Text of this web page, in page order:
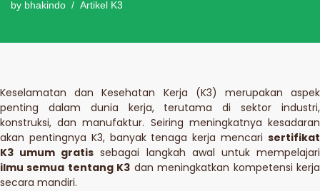
by bhakindo Artikel K3
Keselamatan dan Kesehatan Kerja (K3) merupakan aspek
penting dalam dunia kerja, terutama di sektor industri,
konstruksi, dan manufaktur. Seiring meningkatnya kesadaran
akan pentingnya K3, banyak tenaga kerja mencari sertifikat
K3 umum gratis sebagai langkah awal untuk mempelajari
ilmu semua tentang K3 dan meningkatkan kompetensi kerja
secara mandiri.